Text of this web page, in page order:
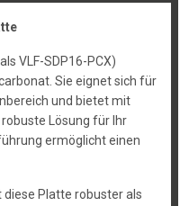
VLF-SDP16-PCX)
Sie eignet sich für
und bietet mit
Lösung für Ihr
ermöglicht einen
Platte robuster als